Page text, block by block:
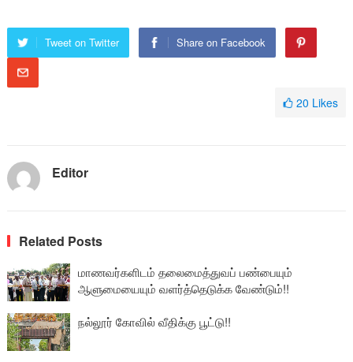
Tweet on Twitter Share on Facebook
20 Likes
Editor
Related Posts
மாணவர்களிடம் தலைமைத்துவப் பண்பையும்
ஆளுமையையும் வளர்த்தெடுக்க வேண்டும்!!
நல்லூர் கோவில் வீதிக்கு பூட்டு!!